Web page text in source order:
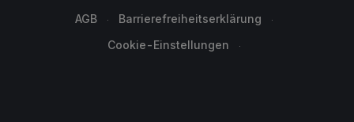
AGB
Barrierefreiheitserklärung
Cookie-Einstellungen